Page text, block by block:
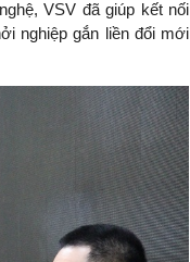
VSV đã giúp kết nối
nghiệp gắn liền đổi mới